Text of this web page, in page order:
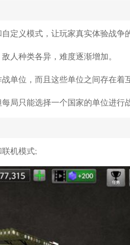
定义模式，让玩家真实体验战争
人种类各异，难度逐渐增加。
单位，而且这些单位之间存在着
局只能选择一个国家的单位进行
机模式;